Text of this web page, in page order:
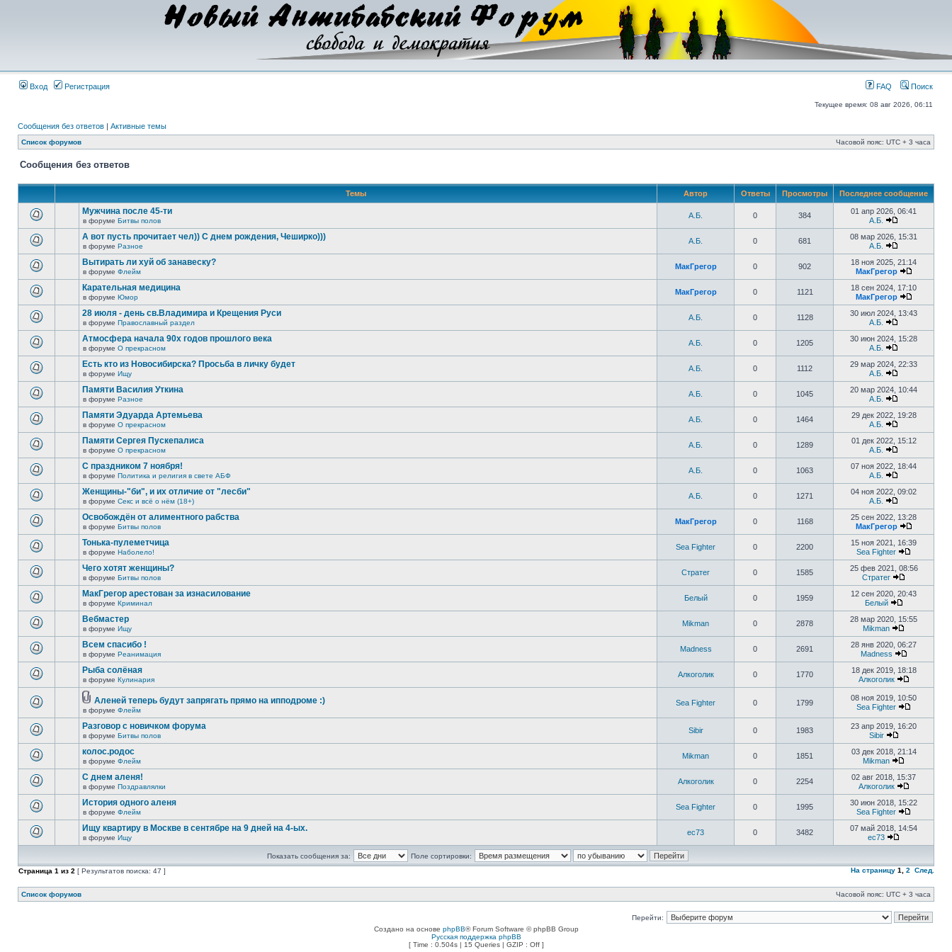
Вход Регистрация FAQ Поиск
Текущее время: 08 авг 2026, 06:11
Сообщения без ответов | Активные темы
Список форумов Часовой пояс: UTC + 3 часа
Сообщения без ответов
Темы Автор Ответы Просмотры Последнее сообщение
Мужчина после 45-ти
в форуме Битвы полов
А.Б. 0 384
01 апр 2026, 06:41
А.Б.
А вот пусть прочитает чел)) С днем рождения, Чеширко)))
в форуме Разное
А.Б. 0 681
08 мар 2026, 15:31
А.Б.
Вытирать ли хуй об занавеску?
в форуме Флейм
МакГрегор 0 902
18 ноя 2025, 21:14
МакГрегор
Карательная медицина
в форуме Юмор
МакГрегор 0 1121
18 сен 2024, 17:10
МакГрегор
28 июля - день св.Владимира и Крещения Руси
в форуме Православный раздел
А.Б. 0 1128
30 июл 2024, 13:43
А.Б.
Атмосфера начала 90х годов прошлого века
в форуме О прекрасном
А.Б. 0 1205
30 июн 2024, 15:28
А.Б.
Есть кто из Новосибирска? Просьба в личку будет
в форуме Ищу
А.Б. 0 1112
29 мар 2024, 22:33
А.Б.
Памяти Василия Уткина
в форуме Разное
А.Б. 0 1045
20 мар 2024, 10:44
А.Б.
Памяти Эдуарда Артемьева
в форуме О прекрасном
А.Б. 0 1464
29 дек 2022, 19:28
А.Б.
Памяти Сергея Пускепалиса
в форуме О прекрасном
А.Б. 0 1289
01 дек 2022, 15:12
А.Б.
С праздником 7 ноября!
в форуме Политика и религия в свете АБФ
А.Б. 0 1063
07 ноя 2022, 18:44
А.Б.
Женщины-"би", и их отличие от "лесби"
в форуме Секс и всё о нём (18+)
А.Б. 0 1271
04 ноя 2022, 09:02
А.Б.
Освобождён от алиментного рабства
в форуме Битвы полов
МакГрегор 0 1168
25 сен 2022, 13:28
МакГрегор
Тонька-пулеметчица
в форуме Наболело!
Sea Fighter 0 2200
15 ноя 2021, 16:39
Sea Fighter
Чего хотят женщины?
в форуме Битвы полов
Стратег 0 1585
25 фев 2021, 08:56
Стратег
МакГрегор арестован за изнасилование
в форуме Криминал
Белый 0 1959
12 сен 2020, 20:43
Белый
Вебмастер
в форуме Ищу
Mikman 0 2878
28 мар 2020, 15:55
Mikman
Всем спасибо !
в форуме Реанимация
Madness 0 2691
28 янв 2020, 06:27
Madness
Рыба солёная
в форуме Кулинария
Алкоголик 0 1770
18 дек 2019, 18:18
Алкоголик
Аленей теперь будут запрягать прямо на ипподроме :)
в форуме Флейм
Sea Fighter 0 1799
08 ноя 2019, 10:50
Sea Fighter
Разговор с новичком форума
в форуме Битвы полов
Sibir 0 1983
23 апр 2019, 16:20
Sibir
колос.родос
в форуме Флейм
Mikman 0 1851
03 дек 2018, 21:14
Mikman
С днем аленя!
в форуме Поздравлялки
Алкоголик 0 2254
02 авг 2018, 15:37
Алкоголик
История одного аленя
в форуме Флейм
Sea Fighter 0 1995
30 июн 2018, 15:22
Sea Fighter
Ищу квартиру в Москве в сентябре на 9 дней на 4-ых.
в форуме Ищу
ec73 0 3482
07 май 2018, 14:54
ec73
Показать сообщения за:
Поле сортировки:
Страница 1 из 2 [ Результатов поиска: 47 ] На страницу 1 2 След.
Список форумов Часовой пояс: UTC + 3 часа
Перейти:
Создано на основе phpBB® Forum Software © phpBB Group
Русская поддержка phpBB
[ Time : 0.504s | 15 Queries | GZIP : Off ]